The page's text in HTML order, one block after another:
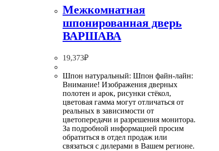
Межкомнатная
шпонированная дверь
ВАРШАВА
19,373₽
Шпон натуральный: Шпон файн-лайн:
Внимание! Изображения дверных
полотен и арок, рисунки стёкол,
цветовая гамма могут отличаться от
реальных в зависимости от
цветопередачи и разрешения монитора.
За подробной информацией просим
обратиться в отдел продаж или
связаться с дилерами в Вашем регионе.